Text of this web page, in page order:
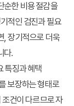
순한 비용 절감을
적인 검진과 필요
, 장기적으로 더욱
다.
특징과 혜택
보장하는 형태로
건이 다르므로 자